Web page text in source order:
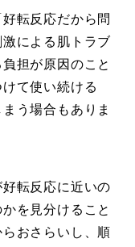
転反応だから問
による肌トラブ
担が原因のこと
て使い続ける
う場合もありま
転反応に近いの
を見分けること
おさらいし、順